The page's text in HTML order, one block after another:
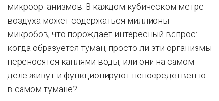
микроорганизмов. В каждом кубическом метре
воздуха может содержаться миллионы
микробов, что порождает интересный вопрос:
когда образуется туман, просто ли эти организмы
переносятся каплями воды, или они на самом
деле живут и функционируют непосредственно
в самом тумане?